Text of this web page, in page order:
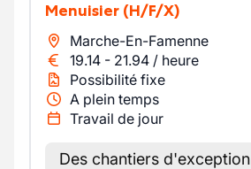
Menuisier (H/F/X)
Marche-En-Famenne
19.14 - 21.94 / heure
Possibilité fixe
A plein temps
Travail de jour
Des chantiers d'exception